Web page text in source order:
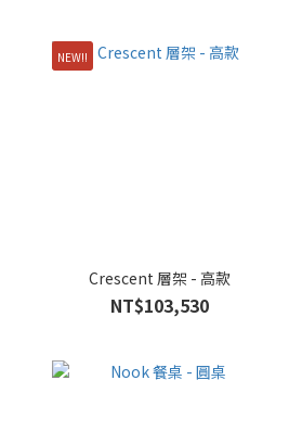
NEW!!
Crescent 層架 - 高款
NT$103,530